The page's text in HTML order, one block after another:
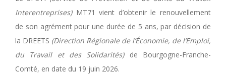
Interentreprises)MT71 vient d’obtenir le renouvellement
de son agrément pour une durée de 5 ans, par décision de
la DREETS (Direction Régionale de l’Économie, de l’Emploi,
du Travail et des Solidarités)de Bourgogne-Franche-
Comté, en date du 19 juin 2026.